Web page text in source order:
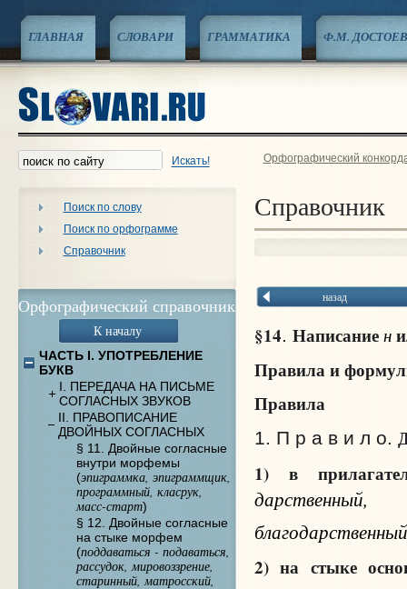
ГЛАВНАЯ СЛОВАРИ ГРАММАТИКА Ф.М.
Искать!
Поиск по слову
Поиск по орфограмме
Справочник
Орфографический справочник
К началу
ЧАСТЬ I. УПОТРЕБЛЕНИЕ
БУКВ
I. ПЕРЕДАЧА НА ПИСЬМЕ
СОГЛАСНЫХ ЗВУКОВ
II. ПРАВОПИСАНИЕ
ДВОЙНЫХ СОГЛАСНЫХ
§ 11. Двойные согласные
внутри морфемы
(эпиграммка, эпиграммщик,
программный, класрук,
масс-старт)
§ 12. Двойные согласные
на стыке морфем
(поддаваться - подаваться,
рассудок, мировоззрение,
старинный, матросский,
Орфографический
Справочник
назад
§14. Написание н
Правила и
Правила
1. П р а в и л о.
1) в
благодарственный
2) на стыке